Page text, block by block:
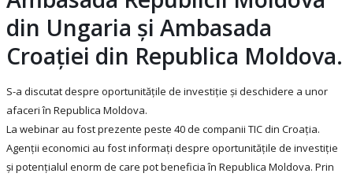
din Ungaria şi Ambasada
Croaţiei din Republica Moldova.
S-a discutat despre oportunităţile de investiţie şi deschidere a unor
afaceri în Republica Moldova.
La webinar au fost prezente peste 40 de companii TIC din Croaţia.
Agenţii economici au fost informaţi despre oportunităţile de investiţie
şi potenţialul enorm de care pot beneficia în Republica Moldova. Prin